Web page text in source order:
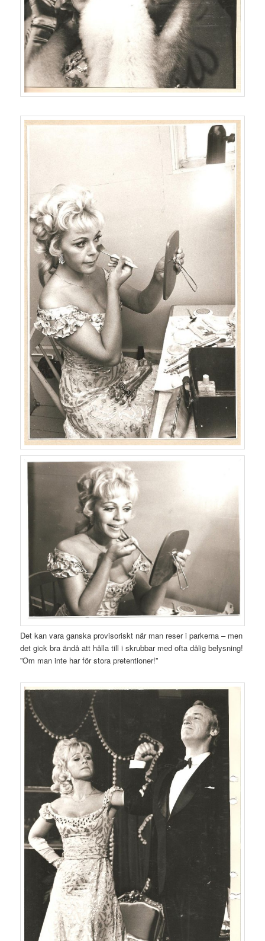
Det kan vara ganska provisoriskt när man reser i parkerna – men
det gick bra ändå att hålla till i skrubbar med ofta dålig belysning!
”Om man inte har för stora pretentioner!”